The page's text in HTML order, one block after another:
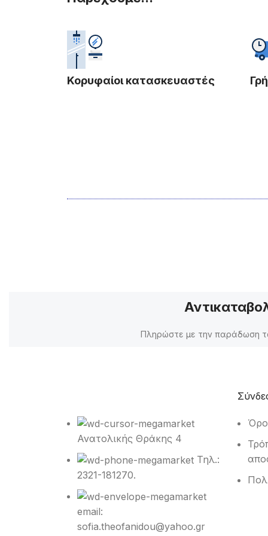
Κορυφαίοι κατασκευαστές
Πληρώστε με την παράδωση
Ανατολικής Θράκης 4
Τηλ.:
2321-181270.
email:
sofia.theofanidou@yahoo.gr